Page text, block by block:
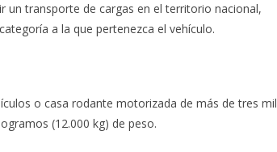
un transporte de cargas en el territorio nacional,
a la que pertenezca el vehículo.
o casa rodante motorizada de más de tres mil
(12.000 kg) de peso.